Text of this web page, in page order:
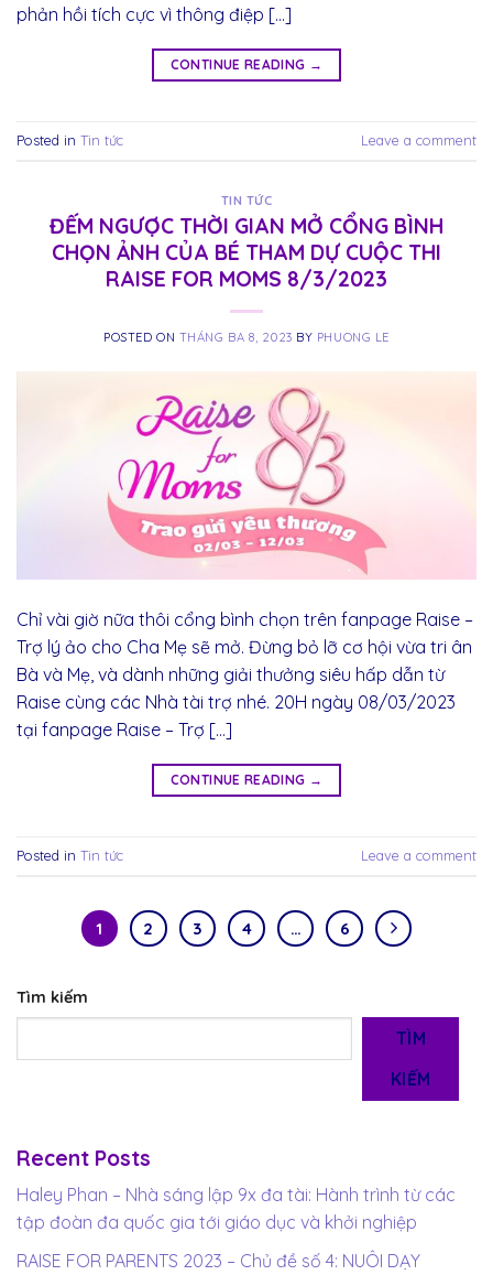
phản hồi tích cực vì thông điệp […]
CONTINUE READING →
Posted in Tin tức Leave a comment
TIN TỨC
ĐẾM NGƯỢC THỜI GIAN MỞ CỔNG BÌNH
CHỌN ẢNH CỦA BÉ THAM DỰ CUỘC THI
RAISE FOR MOMS 8/3/2023
POSTED ON THÁNG BA 8, 2023 BY PHUONG LE
Chỉ vài giờ nữa thôi cổng bình chọn trên fanpage Raise –
Trợ lý ảo cho Cha Mẹ sẽ mở. Đừng bỏ lỡ cơ hội vừa tri ân
Bà và Mẹ, và dành những giải thưởng siêu hấp dẫn từ
Raise cùng các Nhà tài trợ nhé. 20H ngày 08/03/2023
tại fanpage Raise – Trợ […]
CONTINUE READING →
Posted in Tin tức Leave a comment
1 2 3 4 … 6
Tìm kiếm
TÌM
KIẾM
Recent Posts
Haley Phan – Nhà sáng lập 9x đa tài: Hành trình từ các
tập đoàn đa quốc gia tới giáo dục và khởi nghiệp
RAISE FOR PARENTS 2023 – Chủ đề số 4: NUÔI DẠY